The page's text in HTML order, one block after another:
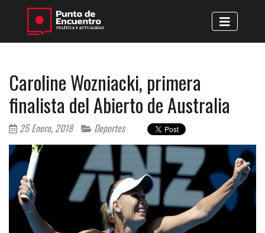
Caroline Wozniacki, primera
finalista del Abierto de Australia
25 Enero, 2018 Deportes